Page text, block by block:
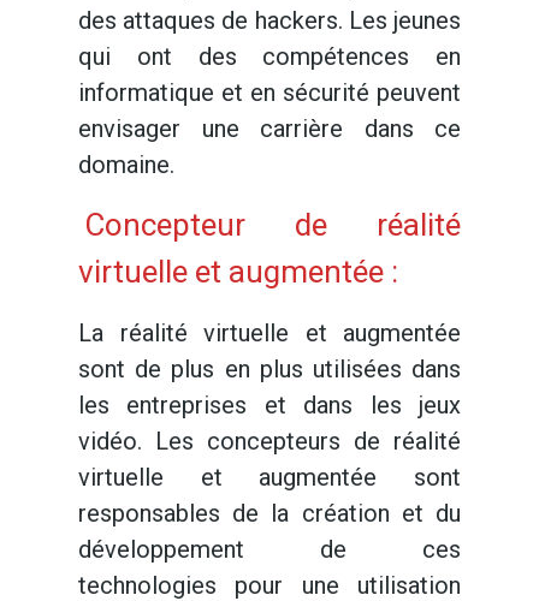
des attaques de hackers. Les jeunes
qui ont des compétences en
informatique et en sécurité peuvent
envisager une carrière dans ce
domaine.
Concepteur de réalité
virtuelle et augmentée :
La réalité virtuelle et augmentée
sont de plus en plus utilisées dans
les entreprises et dans les jeux
vidéo. Les concepteurs de réalité
virtuelle et augmentée sont
responsables de la création et du
développement de ces
technologies pour une utilisation